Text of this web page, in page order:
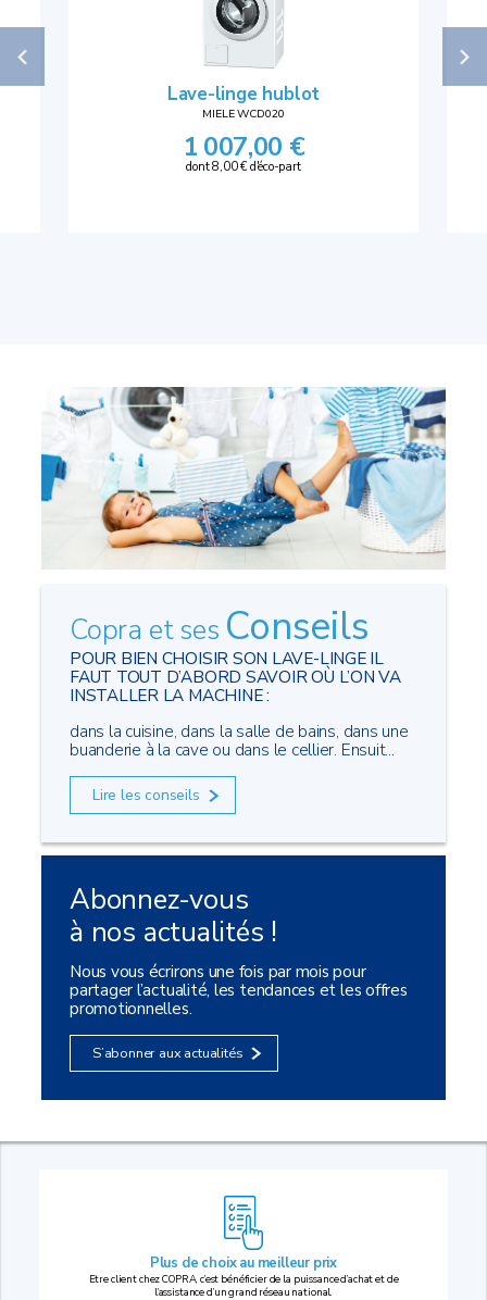
Lave-linge hublot
MIELE WCD020
1 007,00 €
dont 8,00 € d'éco-part
Copra et ses Conseils
POUR BIEN CHOISIR SON LAVE-LINGE IL
FAUT TOUT D’ABORD SAVOIR OÙ L’ON VA
INSTALLER LA MACHINE :
dans la cuisine, dans la salle de bains, dans une
buanderie à la cave ou dans le cellier. Ensuit...
Lire les conseils
Abonnez-vous
à nos actualités !
Nous vous écrirons une fois par mois pour
partager l’actualité, les tendances et les offres
promotionnelles.
S’abonner aux actualités
Plus de choix au meilleur prix
Etre client chez COPRA, c’est bénéficier de la puissance d’achat et de
l’assistance d’un grand réseau national.